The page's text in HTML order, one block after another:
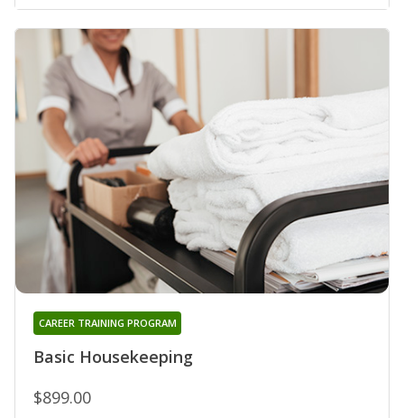
Basic Housekeeping
CAREER TRAINING PROGRAM
$899.00